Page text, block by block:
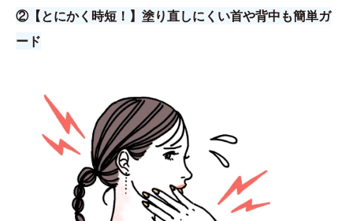
②【とにかく時短！】塗り直しにくい首や背中も簡単ガ
ード